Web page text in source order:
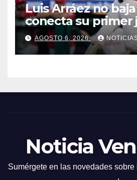
Luis Arráez no
conecta su primer
los Filis
AGOSTO 6, 2026
Noticia
Sumérgete en las novedades sobre